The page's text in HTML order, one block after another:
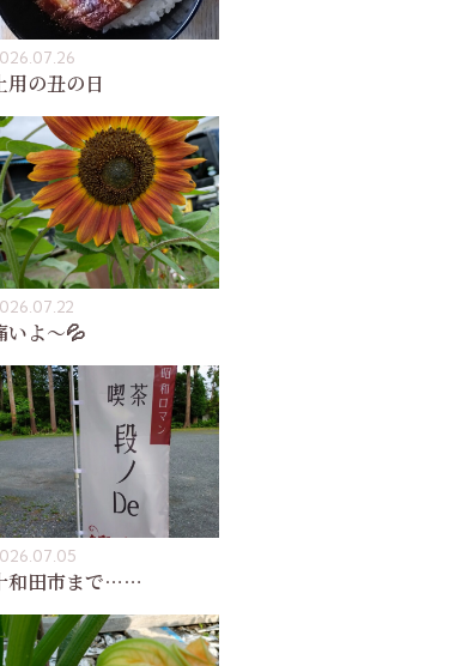
用の丑の日
いよ〜💦
和田市まで……